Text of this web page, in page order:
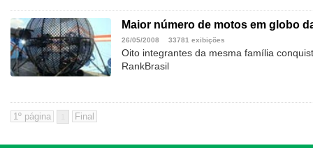
Maior número de motos em globo
26/05/2008 33781 exibições
Oito integrantes da mesma família
RankBrasil